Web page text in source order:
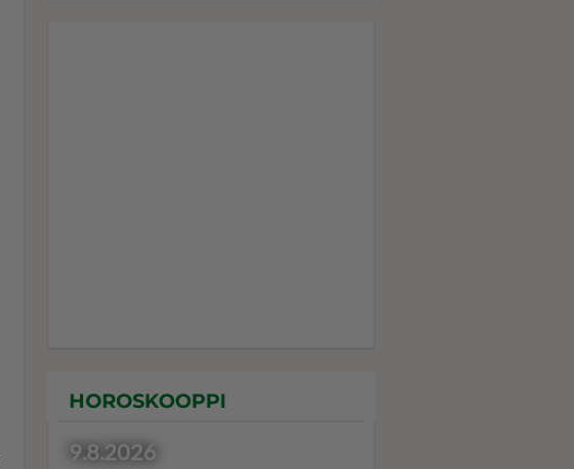
HOROSKOOPPI
9.8.2026